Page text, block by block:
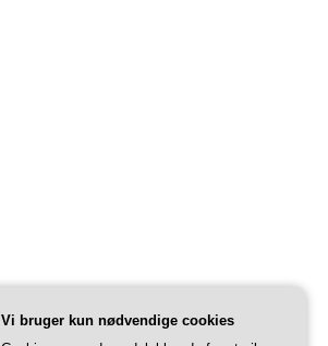
Vi bruger kun nødvendige cookies